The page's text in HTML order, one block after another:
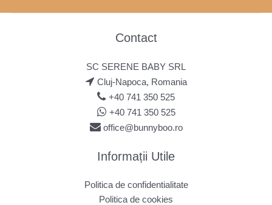
Contact
SC SERENE BABY SRL
Cluj-Napoca, Romania
+40 741 350 525
+40 741 350 525
office@bunnyboo.ro
Informații Utile
Politica de confidentialitate
Politica de cookies